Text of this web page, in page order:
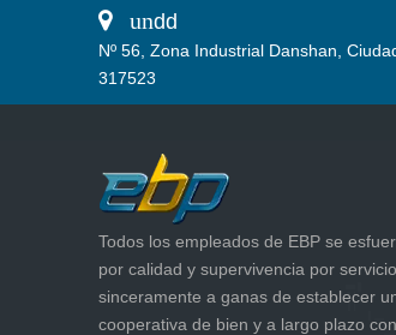
 undd
Nº 56, Zona Industrial Danshan,
317523
Todos los empleados de EBP se
por calidad y supervivencia por
sinceramente a ganas de establecer
cooperativa de bien y a largo plazo